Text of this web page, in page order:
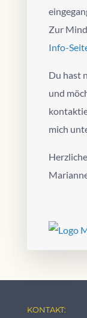
Zur
Info-
Du hast
und
mich
KONTAKT: